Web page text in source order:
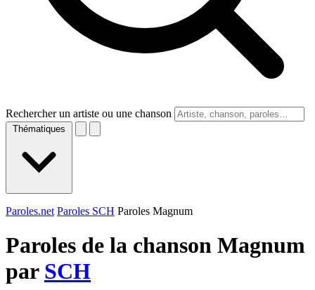
Rechercher un artiste ou une chanson
Thématiques
Paroles.net Paroles SCH Paroles Magnum
Paroles de la chanson Magnum
par SCH